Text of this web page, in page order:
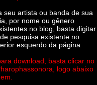
seu artista ou banda de sua
por nome ou gênero
no blog, basta digitar
pesquisa existente no
esquerdo da página
download, basta clicar no
logo abaixo